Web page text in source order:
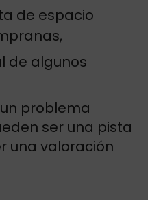
de espacio
de algunos
problema
ser una pista
una valoración